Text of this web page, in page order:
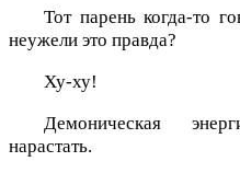
Тот парень когда-то
неужели это правда?
Ху-ху!
Демоническая
нарастать.